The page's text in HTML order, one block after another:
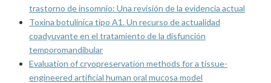
trastorno de insomnio: Una revisión de la evidencia actual
Toxina botulínica tipo A1. Un recurso de actualidad
coadyuvante en el tratamiento de la disfunción
temporomandibular
Evaluation of cryopreservation methods for a tissue-
engineered artificial human oral mucosa model